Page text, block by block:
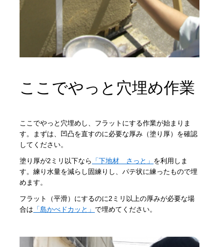
ここでやっと穴埋め作業
ここでやっと穴埋めし、フラットにする作業が始まりま
す。まずは、凹凸を直すのに必要な厚み（塗り厚）を確認
してください。
塗り厚が2ミリ以下なら 「下地材 さっと」 を利用しま
す。練り水量を減らし固練りし、パテ状に練ったもので埋
めます。
フラット（平滑）にするのに2ミリ以上の厚みが必要な場
合は 「島かべドカッと」 で埋めてください。